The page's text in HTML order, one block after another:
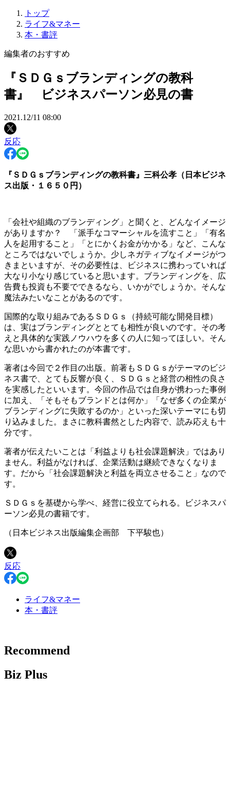
トップ
ライフ&マネー
本・書評
編集者のおすすめ
『ＳＤＧｓブランディングの教科
書』 ビジネスパーソン必見の書
2021.12/11 08:00
反応
『ＳＤＧｓブランディングの教科書』三科公孝（日本ビジネ
ス出版・１６５０円）
「会社や組織のブランディング」と聞くと、どんなイメージ
がありますか？ 「派手なコマーシャルを流すこと」「有名
人を起用すること」「とにかくお金がかかる」など、こんな
ところではないでしょうか。少しネガティブなイメージがつ
きまといますが、その必要性は、ビジネスに携わっていれば
大なり小なり感じていると思います。ブランディングを、広
告費も投資も不要でできるなら、いかがでしょうか。そんな
魔法みたいなことがあるのです。
国際的な取り組みであるＳＤＧｓ（持続可能な開発目標）
は、実はブランディングととても相性が良いのです。その考
えと具体的な実践ノウハウを多くの人に知ってほしい。そん
な思いから書かれたのが本書です。
著者は今回で２作目の出版。前著もＳＤＧｓがテーマのビジ
ネス書で、とても反響が良く、ＳＤＧｓと経営の相性の良さ
を実感したといいます。今回の作品では自身が携わった事例
に加え、「そもそもブランドとは何か」「なぜ多くの企業が
ブランディングに失敗するのか」といった深いテーマにも切
り込みました。まさに教科書然とした内容で、読み応えも十
分です。
著者が伝えたいことは「利益よりも社会課題解決」ではあり
ません。利益がなければ、企業活動は継続できなくなりま
す。だから「社会課題解決と利益を両立させること」なので
す。
ＳＤＧｓを基礎から学べ、経営に役立てられる。ビジネスパ
ーソン必見の書籍です。
（日本ビジネス出版編集企画部 下平駿也）
反応
ライフ&マネー
本・書評
Recommend
Biz Plus